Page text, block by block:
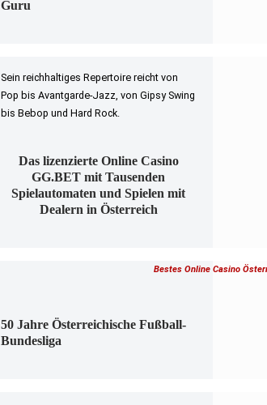
Guru
Sein reichhaltiges Repertoire reicht von
Pop bis Avantgarde-Jazz, von Gipsy Swing
bis Bebop und Hard Rock.
Das lizenzierte Online Casino
GG.BET mit Tausenden
Spielautomaten und Spielen mit
Dealern in Österreich
Bestes Online Casino
50 Jahre Österreichische Fußball-
Bundesliga